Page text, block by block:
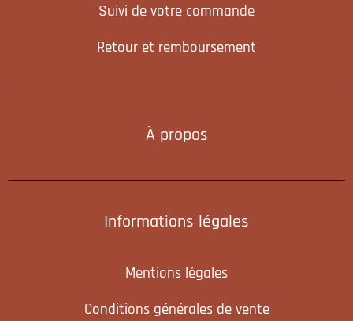
Suivi de votre commande
Retour et remboursement
À propos
Informations légales
Mentions légales
Conditions générales de vente